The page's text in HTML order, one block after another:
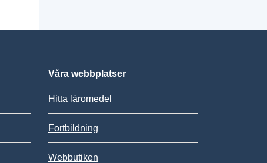
Våra webbplatser
Hitta läromedel
Fortbildning
Webbutiken